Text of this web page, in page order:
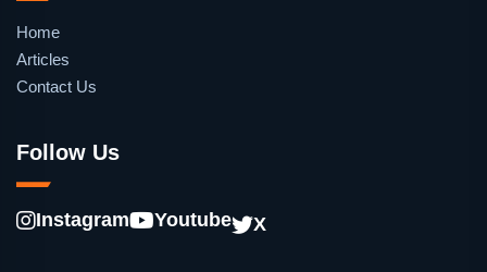
Home
Articles
Contact Us
Follow Us
Instagram Youtube X